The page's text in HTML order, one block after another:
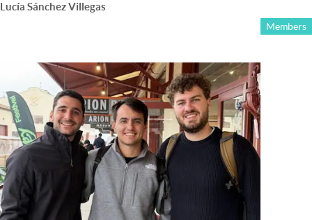
Lucía Sánchez Villegas
Members